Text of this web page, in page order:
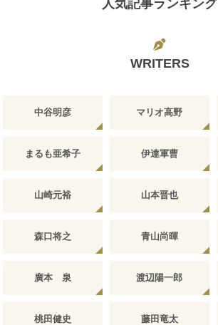
人気記事ランキング
WRITERS
中谷明彦 マリオ高野
まるも亜希子 伊達軍曹
山崎元裕 山本晋也
森口将之 青山尚暉
廣本 泉 渡辺陽一郎
桃田健史 藤田竜太